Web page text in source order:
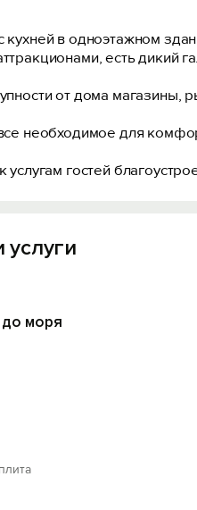
в одноэтажном
есть дикий
от дома магазины,
необходимое для
услугам гостей
услуги
до моря